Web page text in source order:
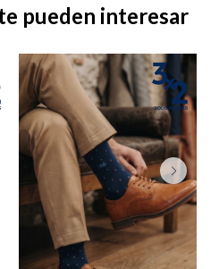
pueden interesar
Accesorios
Uniformes empresariales
Canjear mis puntos